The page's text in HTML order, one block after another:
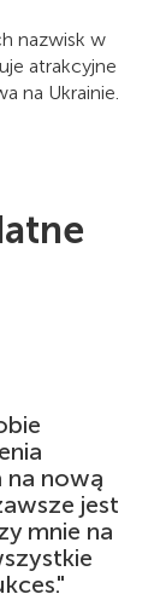
nazwisk w
atrakcyjne
na Ukrainie.
na nową
jest
mnie na